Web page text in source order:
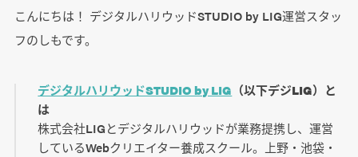
こんにちは！ デジタルハリウッドSTUDIO by LIG運営スタッ
フのしもです。
デジタルハリウッドSTUDIO by LIG （以下デジLIG）と
は
株式会社LIGとデジタルハリウッドが業務提携し、運営
しているWebクリエイター養成スクール。上野・池袋・